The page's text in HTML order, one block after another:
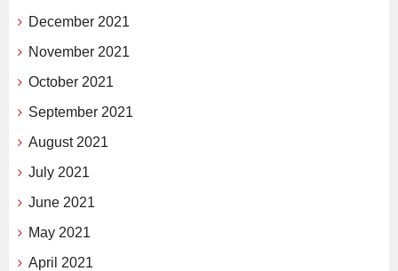
December 2021
November 2021
October 2021
September 2021
August 2021
July 2021
June 2021
May 2021
April 2021